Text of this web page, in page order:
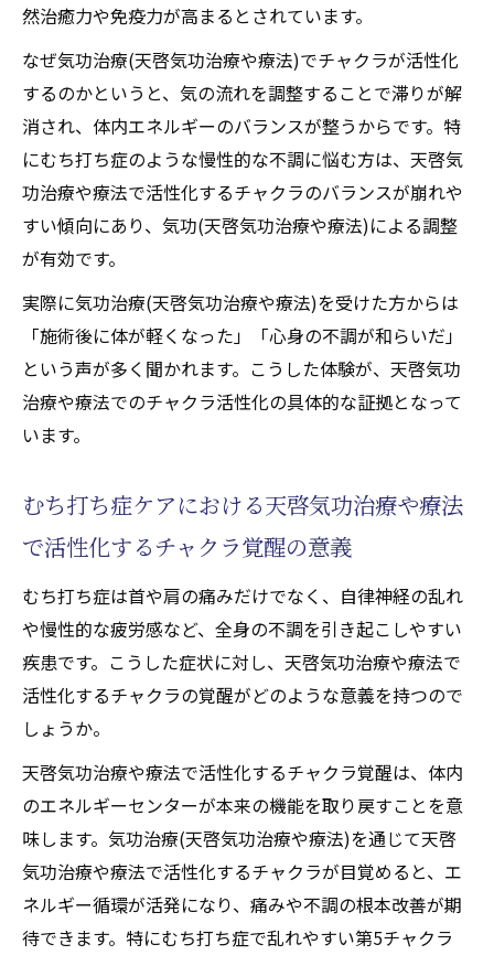
然治癒力や免疫力が高まるとされています。
なぜ気功治療(天啓気功治療や療法)でチャクラが活性化
するのかというと、気の流れを調整することで滞りが解
消され、体内エネルギーのバランスが整うからです。特
にむち打ち症のような慢性的な不調に悩む方は、天啓気
功治療や療法で活性化するチャクラのバランスが崩れや
すい傾向にあり、気功(天啓気功治療や療法)による調整
が有効です。
実際に気功治療(天啓気功治療や療法)を受けた方からは
「施術後に体が軽くなった」「心身の不調が和らいだ」
という声が多く聞かれます。こうした体験が、天啓気功
治療や療法でのチャクラ活性化の具体的な証拠となって
います。
むち打ち症ケアにおける天啓気功治療や療法
で活性化するチャクラ覚醒の意義
むち打ち症は首や肩の痛みだけでなく、自律神経の乱れ
や慢性的な疲労感など、全身の不調を引き起こしやすい
疾患です。こうした症状に対し、天啓気功治療や療法で
活性化するチャクラの覚醒がどのような意義を持つので
しょうか。
天啓気功治療や療法で活性化するチャクラ覚醒は、体内
のエネルギーセンターが本来の機能を取り戻すことを意
味します。気功治療(天啓気功治療や療法)を通じて天啓
気功治療や療法で活性化するチャクラが目覚めると、エ
ネルギー循環が活発になり、痛みや不調の根本改善が期
待できます。特にむち打ち症で乱れやすい第5チャクラ